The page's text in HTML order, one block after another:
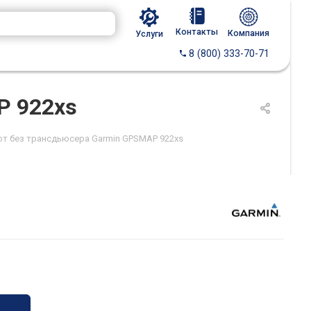
Услуги Контакты Компания
8 (800) 333-70-71
922xs
без трансдьюсера Garmin GPSMAP 922xs